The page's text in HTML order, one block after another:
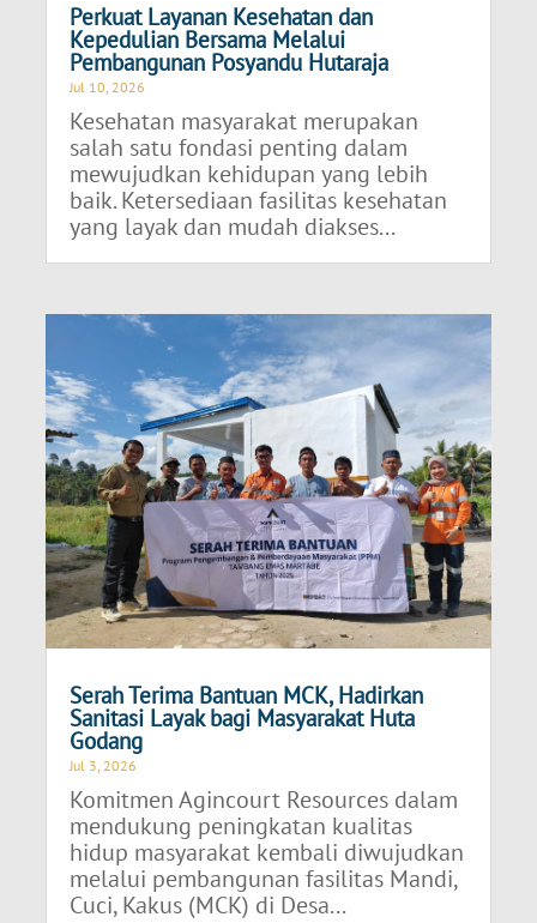
Perkuat Layanan Kesehatan dan
Kepedulian Bersama Melalui
Pembangunan Posyandu Hutaraja
Jul 10, 2026
Kesehatan masyarakat merupakan
salah satu fondasi penting dalam
mewujudkan kehidupan yang lebih
baik. Ketersediaan fasilitas kesehatan
yang layak dan mudah diakses...
Serah Terima Bantuan MCK, Hadirkan
Sanitasi Layak bagi Masyarakat Huta
Godang
Jul 3, 2026
Komitmen Agincourt Resources dalam
mendukung peningkatan kualitas
hidup masyarakat kembali diwujudkan
melalui pembangunan fasilitas Mandi,
Cuci, Kakus (MCK) di Desa...